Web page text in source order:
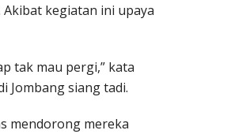
kegiatan ini upaya
tak mau pergi,” kata
Jombang siang tadi.
mendorong mereka